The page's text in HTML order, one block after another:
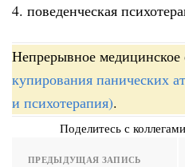
4. поведенческая
Непрерывное медицинское
купирования панических
и психотерапия).
Поделитесь с
ПРЕДЫДУЩАЯ ЗАПИСЬ